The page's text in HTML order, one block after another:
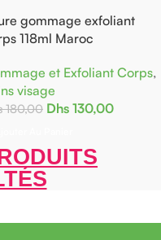
,
AKTIV A-Z
Comprimés –
Compléments
Dhs100,00
Ajouter Au Panier